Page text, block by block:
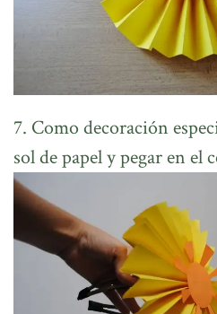
7. Como decoración
sol de papel y pegar en el